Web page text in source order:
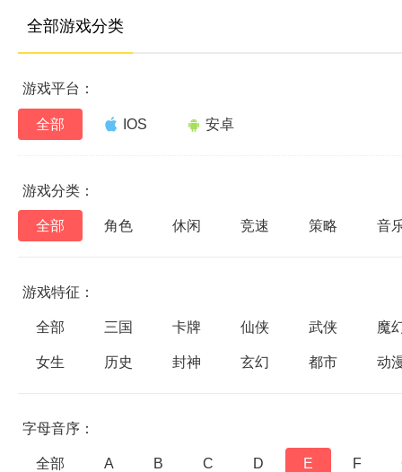
全部游戏分类
游戏平台：
全部 IOS 安卓
游戏分类：
全部 角色 休闲 竞速 策略 音
游戏特征：
全部 三国 卡牌 仙侠 武侠 魔
女生 历史 封神 玄幻 都市 动
字母音序：
全部 A B C D E F